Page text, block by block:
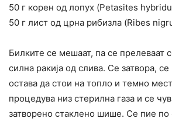
50 г корен од лопух (Petasites
50 г лист од црна рибизла (Ribes
Билките се мешаат, па се прелеваат
силна ракија од слива. Се затвора,
остава да стои на топло и темно
процедува низ стерилна газа и се
затворено стаклено шише. Се пие по